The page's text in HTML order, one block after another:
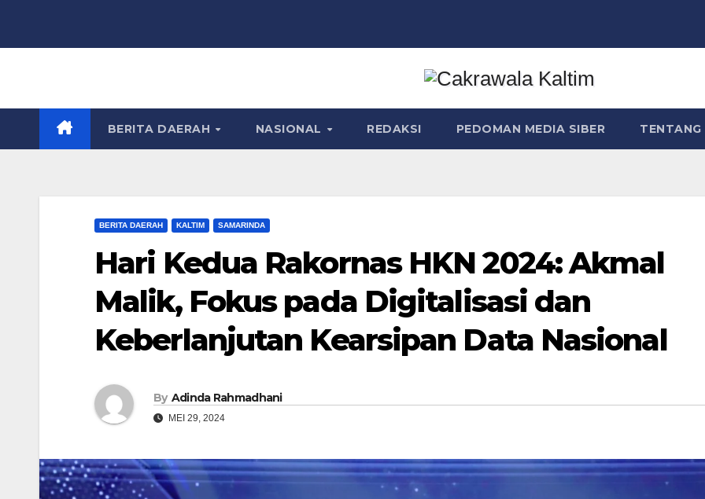
BERITA DAERAH NASIONAL REDAKSI PEDOMAN MEDIA SIBER TENTANG
BERITA DAERAH KALTIM SAMARINDA
Hari Kedua Rakornas HKN 2024: Akmal
Malik, Fokus pada Digitalisasi dan
Keberlanjutan Kearsipan Data Nasional
By Adinda Rahmadhani
MEI 29, 2024